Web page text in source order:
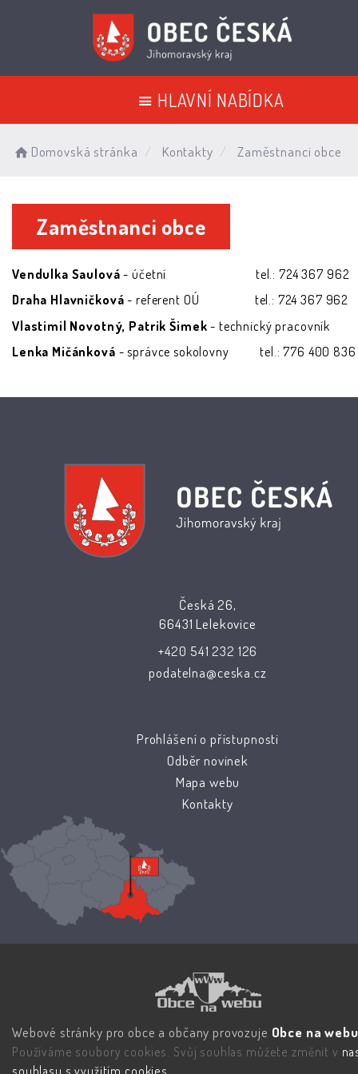
HLAVNÍ NABÍDKA
Domovská stránka Kontakty Zaměstnanci obce
Zaměstnanci obce
Vendulka Saulová - účetní tel.: 724 367 962
Draha Hlavničková - referent OÚ tel.: 724 367 962
Vlastimil Novotný, Patrik Šimek - technický pracovník
Lenka Mičánková - správce sokolovny tel.: 776 400 836
Česká 26,
66431 Lelekovice
+420 541 232 126
podatelna@ceska.cz
Prohlášení o přístupnosti
Odběr novinek
Mapa webu
Kontakty
Webové stránky pro obce a občany provozuje Obce na
Používáme soubory cookies. Svůj souhlas můžete změnit v